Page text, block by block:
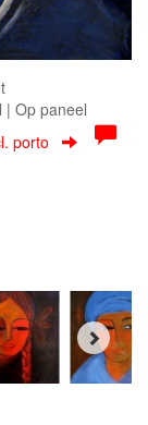
| Op paneel
porto